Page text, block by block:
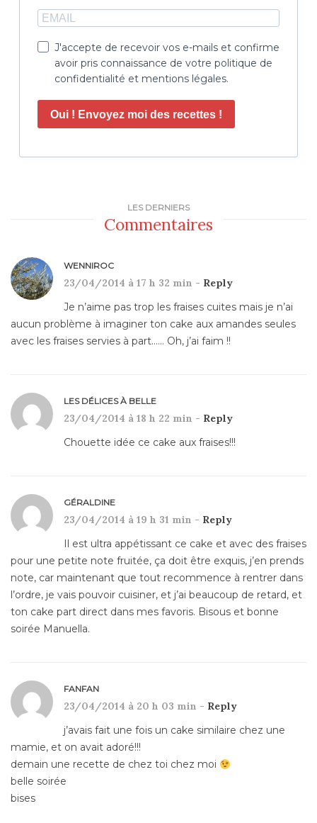
J'accepte de recevoir vos e-mails et confirme
avoir pris connaissance de votre politique de
confidentialité et mentions légales.
Oui ! Envoyez moi des recettes !
LES DERNIERS
Commentaires
WENNIROC
23/04/2014 à 17 h 32 min - Reply
Je n’aime pas trop les fraises cuites mais je n’ai
aucun problème à imaginer ton cake aux amandes seules
avec les fraises servies à part…… Oh, j’ai faim !!
LES DÉLICES À BELLE
23/04/2014 à 18 h 22 min - Reply
Chouette idée ce cake aux fraises!!!
GÉRALDINE
23/04/2014 à 19 h 31 min - Reply
Il est ultra appétissant ce cake et avec des fraises
pour une petite note fruitée, ça doit être exquis, j’en prends
note, car maintenant que tout recommence à rentrer dans
l’ordre, je vais pouvoir cuisiner, et j’ai beaucoup de retard, et
ton cake part direct dans mes favoris. Bisous et bonne
soirée Manuella.
FANFAN
23/04/2014 à 20 h 03 min - Reply
j’avais fait une fois un cake similaire chez une
mamie, et on avait adoré!!!
demain une recette de chez toi chez moi
belle soirée
bises